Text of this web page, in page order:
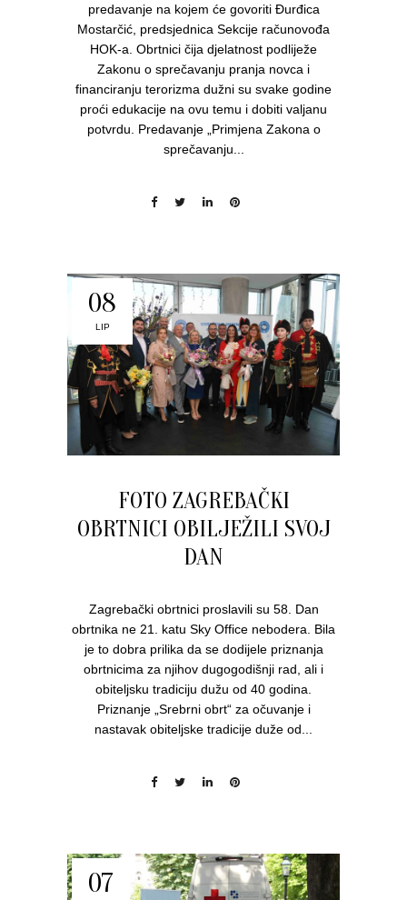
predavanje na kojem će govoriti Đurđica
Mostarčić, predsjednica Sekcije računovođa
HOK-a. Obrtnici čija djelatnost podliježe
Zakonu o sprečavanju pranja novca i
financiranju terorizma dužni su svake godine
proći edukacije na ovu temu i dobiti valjanu
potvrdu. Predavanje „Primjena Zakona o
sprečavanju...
08
LIP
FOTO ZAGREBAČKI
OBRTNICI OBILJEŽILI SVOJ
DAN
Zagrebački obrtnici proslavili su 58. Dan
obrtnika ne 21. katu Sky Office nebodera. Bila
je to dobra prilika da se dodijele priznanja
obrtnicima za njihov dugogodišnji rad, ali i
obiteljsku tradiciju dužu od 40 godina.
Priznanje „Srebrni obrt“ za očuvanje i
nastavak obiteljske tradicije duže od...
07